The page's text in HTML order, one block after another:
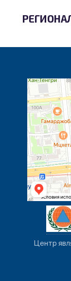
Центр